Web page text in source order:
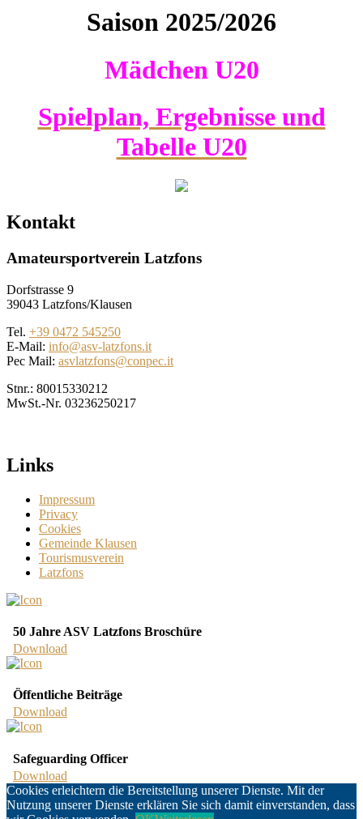
Saison 2025/2026
Mädchen U20
Spielplan, Ergebnisse und
Tabelle U20
Kontakt
Amateursportverein Latzfons
Dorfstrasse 9
39043 Latzfons/Klausen
Tel. +39 0472 545250
E-Mail: info@asv-latzfons.it
Pec Mail: asvlatzfons@conpec.it
Stnr.: 80015330212
MwSt.-Nr. 03236250217
Links
Impressum
Privacy
Cookies
Gemeinde Klausen
Tourismusverein
Latzfons
50 Jahre ASV Latzfons Broschüre
Download
Öffentliche Beiträge
Download
Safeguarding Officer
Download
Cookies erleichtern die Bereitstellung unserer Dienste. Mit der
Nutzung unserer Dienste erklären Sie sich damit einverstanden, dass